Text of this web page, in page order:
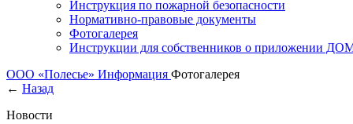
Инструкция по пожарной безопасности
Нормативно-правовые документы
Фотогалерея
Инструкции для собственников о приложении
ООО «Полесье» Информация Фотогалерея
← Назад
Новости